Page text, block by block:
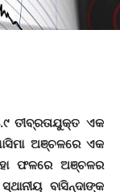
ତୀବ୍ରତାଯୁକ୍ତ ଏକ
ଅଞ୍ଚଳରେ ଏକ
ଫଳରେ ଅଞ୍ଚଳର
ବାସିନ୍ଦାଙ୍କ